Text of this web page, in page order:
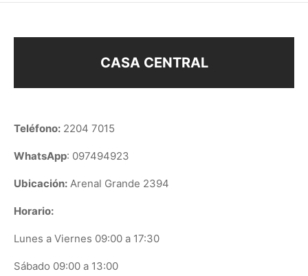
CASA CENTRAL
Teléfono: 2204 7015
WhatsApp: 097494923
Ubicación: Arenal Grande 2394
Horario:
Lunes a Viernes 09:00 a 17:30
Sábado 09:00 a 13:00